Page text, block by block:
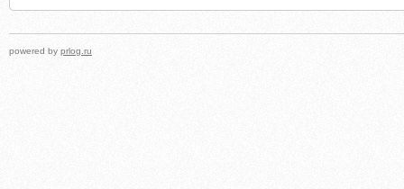
powered by prlog.ru